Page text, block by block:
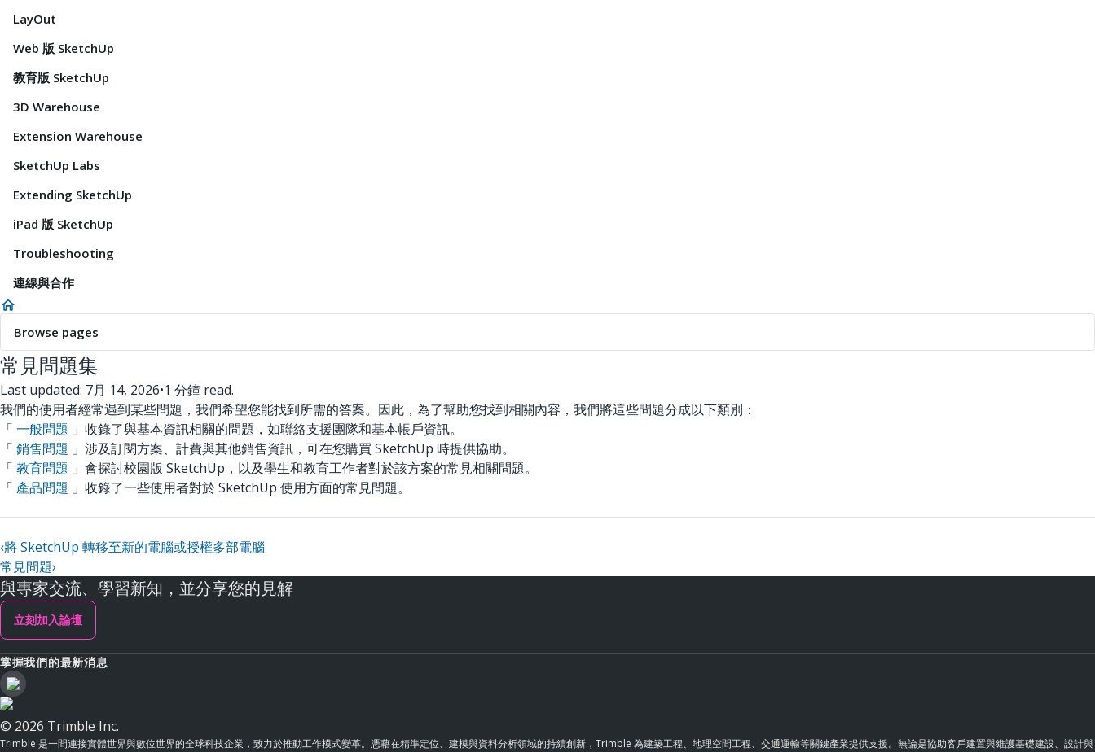
LayOut
Web 版 SketchUp
教育版 SketchUp
3D Warehouse
Extension Warehouse
SketchUp Labs
Extending SketchUp
iPad 版 SketchUp
Troubleshooting
連線與合作
Browse pages
常見問題集
Last updated: 7月 14, 2026•1 分鐘 read.
我們的使用者經常遇到某些問題，我們希望您能找到所需的答案。因此，為了幫助您找到相關內容，我們將這些問題分成以下類別：
「 一般問題 」收錄了與基本資訊相關的問題，如聯絡支援團隊和基本帳戶資訊。
「 銷售問題 」涉及訂閱方案、計費與其他銷售資訊，可在您購買 SketchUp 時提供協助。
「 教育問題 」會探討校園版 SketchUp，以及學生和教育工作者對於該方案的常見相關問題。
「 產品問題 」收錄了一些使用者對於 SketchUp 使用方面的常見問題。
‹將 SketchUp 轉移至新的電腦或授權多部電腦
常見問題›
與專家交流、學習新知，並分享您的見解
立刻加入論壇
掌握我們的最新消息
© 2026 Trimble Inc.
Trimble 是一間連接實體世界與數位世界的全球科技企業，致力於推動工作模式變革。憑藉在精準定位、建模與資料分析領域的持續創新，Trimble 為建築工程、地理空間工程、交通運輸等關鍵產業提供支援。無論是協助客戶建置與維護基礎建設、設計與